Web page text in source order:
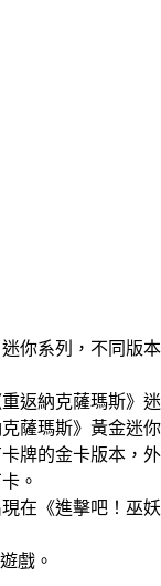
你系列，不同版本
返納克薩瑪斯》迷
薩瑪斯》黃金迷你
牌的金卡版本，外
。
在《進擊吧！巫妖
戲。